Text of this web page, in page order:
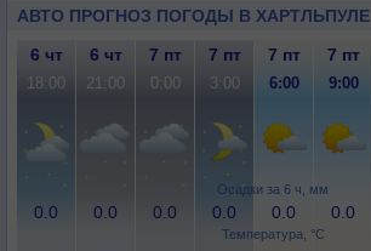
АВТО ПРОГНОЗ ПОГОДЫ В ХАРТЛЬПУЛЕ
Осадки за 6 ч, мм
Температура, °C
6 чт 6 чт 7 пт 7 пт 7 пт 7 пт
18:00 21:00 0:00 3:00 6:00 9:00
0.0 0.0 0.0 0.0 0.0 0.0